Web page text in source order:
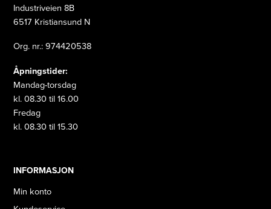
Industriveien 8B
6517 Kristiansund N
Org. nr.: 974420538
Åpningstider:
Mandag-torsdag
kl. 08.30 til 16.00
Fredag
kl. 08.30 til 15.30
INFORMASJON
Min konto